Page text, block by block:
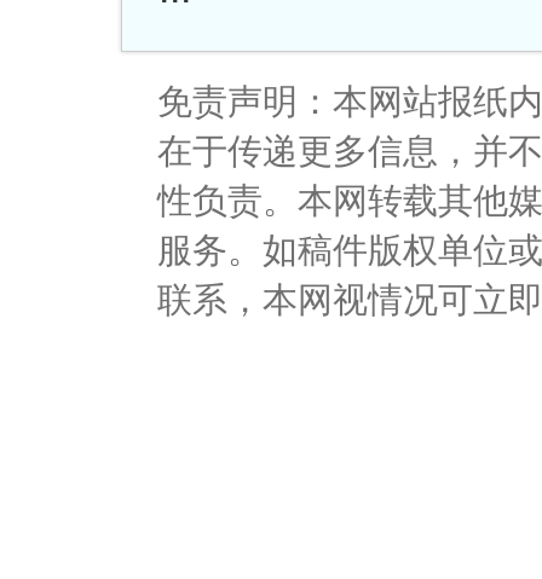
免责声明：本网站报纸
在于传递更多信息，并
性负责。本网转载其他
服务。如稿件版权单位
联系，本网视情况可立